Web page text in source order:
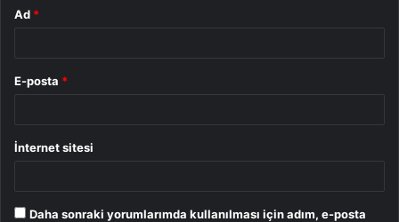
Ad *
E-posta *
İnternet sitesi
Daha sonraki yorumlarımda kullanılması için adım, e-posta